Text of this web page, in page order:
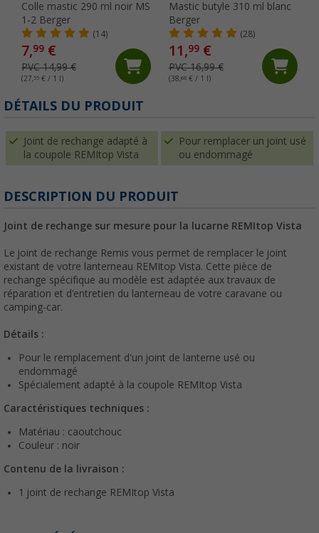
Colle mastic 290 ml noir MS
1-2 Berger
(14)
7,99 €
PVC 14,99 €
(27,55 € / 1 l)
Mastic butyle 310 ml blanc
Berger
(28)
11,99€
PVC 16,99 €
(38,68€ / 1 l)
DÉTAILS DU PRODUIT
Joint de rechange adapté à
la coupole REMItop Vista
Pour remplacer un joint usé
ou endommagé
DESCRIPTION DU PRODUIT
Joint de rechange sur mesure pour la lucarne REMItop Vista
Le joint de rechange Remis vous permet de remplacer le joint
existant de votre lanterneau REMItop Vista. Cette pièce de
rechange spécifique au modèle est adaptée aux travaux de
réparation et d'entretien du lanterneau de votre caravane ou
camping-car.
Détails :
Pour le remplacement d'un joint de lanterne usé ou
endommagé
Spécialement adapté à la coupole REMItop Vista
Caractéristiques techniques :
Matériau : caoutchouc
Couleur : noir
Contenu de la livraison :
1 joint de rechange REMItop Vista